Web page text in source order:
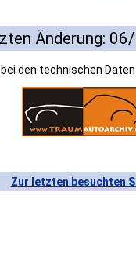
Änderung:
bei den technischen
Zur letzten besuchten